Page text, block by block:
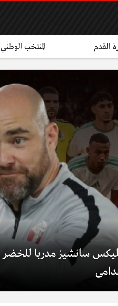
القدم المنتخب الوطني
سانشيز مدربا للخضر ..